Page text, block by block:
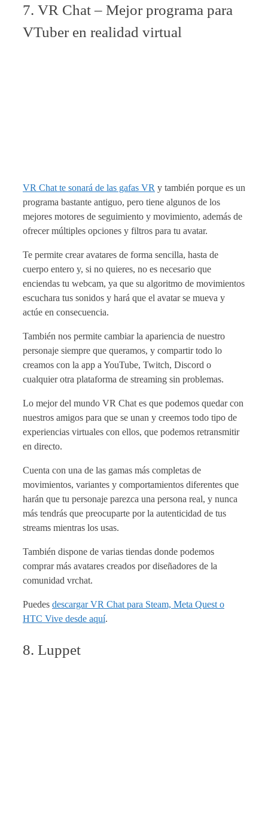
7. VR Chat – Mejor programa para
VTuber en realidad virtual
VR Chat te sonará de las gafas VR y también porque es un
programa bastante antiguo, pero tiene algunos de los
mejores motores de seguimiento y movimiento, además de
ofrecer múltiples opciones y filtros para tu avatar.
Te permite crear avatares de forma sencilla, hasta de
cuerpo entero y, si no quieres, no es necesario que
enciendas tu webcam, ya que su algoritmo de movimientos
escuchara tus sonidos y hará que el avatar se mueva y
actúe en consecuencia.
También nos permite cambiar la apariencia de nuestro
personaje siempre que queramos, y compartir todo lo
creamos con la app a YouTube, Twitch, Discord o
cualquier otra plataforma de streaming sin problemas.
Lo mejor del mundo VR Chat es que podemos quedar con
nuestros amigos para que se unan y creemos todo tipo de
experiencias virtuales con ellos, que podemos retransmitir
en directo.
Cuenta con una de las gamas más completas de
movimientos, variantes y comportamientos diferentes que
harán que tu personaje parezca una persona real, y nunca
más tendrás que preocuparte por la autenticidad de tus
streams mientras los usas.
También dispone de varias tiendas donde podemos
comprar más avatares creados por diseñadores de la
comunidad vrchat.
Puedes descargar VR Chat para Steam, Meta Quest o
HTC Vive desde aquí.
8. Luppet